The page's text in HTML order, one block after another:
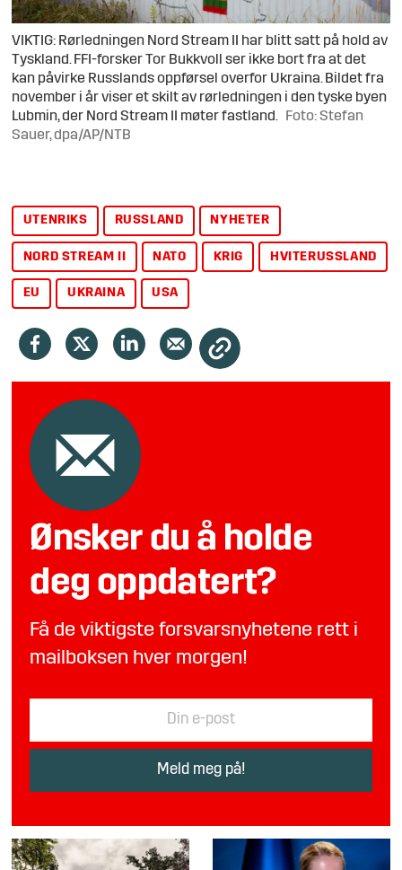
VIKTIG: Rørledningen Nord Stream II har blitt satt på hold av
Tyskland. FFI-forsker Tor Bukkvoll ser ikke bort fra at det
kan påvirke Russlands oppførsel overfor Ukraina. Bildet fra
november i år viser et skilt av rørledningen i den tyske byen
Lubmin, der Nord Stream II møter fastland. Foto: Stefan
Sauer, dpa/AP/NTB
UTENRIKS RUSSLAND NYHETER
NORD STREAM II NATO KRIG HVITERUSSLAND
EU UKRAINA USA
Ønsker du å holde
deg oppdatert?
Få de viktigste forsvarsnyhetene rett i
mailboksen hver morgen!